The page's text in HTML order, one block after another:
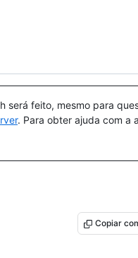
será feito, mesmo para
. Para obter ajuda com a
Copiar